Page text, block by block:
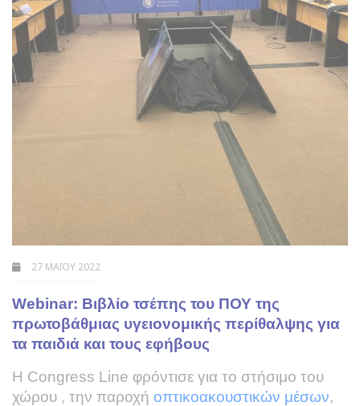
27 ΜΑΪ́ΟΥ 2022
Webinar: Βιβλίο τσέπης του ΠΟΥ της
πρωτοβάθμιας υγειονομικής περίθαλψης για
τα παιδιά και τους εφήβους
Η Congress Line φρόντισε για το στήσιμο του
χώρου , την παροχή οπτικοακουστικών μέσων,